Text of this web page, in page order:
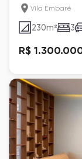
Vila Embaré
230m² 3
R$